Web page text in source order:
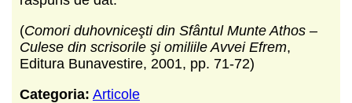
(Comori duhovniceşti din Sfântul Munte Athos –
Culese din scrisorile şi omiliile Avvei Efrem,
Editura Bunavestire, 2001, pp. 71-72)
Categoria: Articole